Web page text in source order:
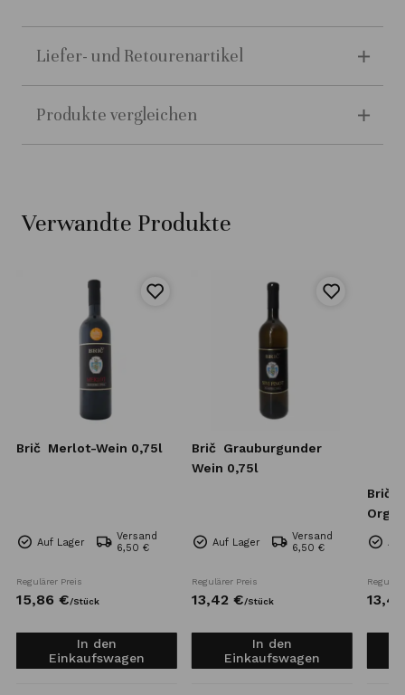
Liefer- und Retourenartikel
Produkte vergleichen
Verwandte Produkte
Brič Merlot-Wein 0,75l
Auf Lager
Versand
6,50 €
Regulärer Preis
15,86 €/Stück
In den
Einkaufswagen
Brič Grauburgunder
Wein 0,75l
Auf Lager
Versand
6,50 €
Regulärer Preis
13,42 €/Stück
In den
Einkaufswagen
Brič
13,42